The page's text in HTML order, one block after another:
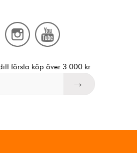
första köp över 3 000 kr